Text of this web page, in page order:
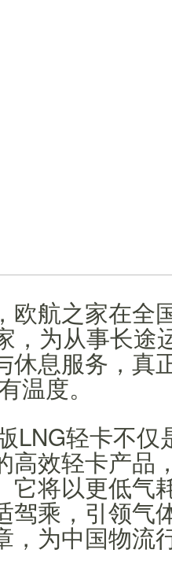
欧航之家在全
，为从事长途
休息服务，真
温度。
LNG轻卡不仅
高效轻卡产品
它将以更低气
驾乘，引领气
，为中国物流